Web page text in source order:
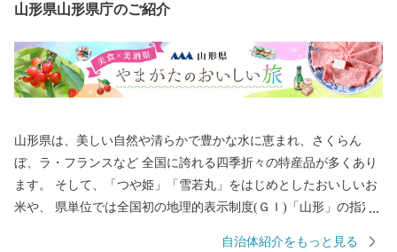
山形県山形県庁のご紹介
山形県は、美しい自然や清らかで豊かな水に恵まれ、さくらん
ぼ、ラ・フランスなど 全国に誇れる四季折々の特産品が多くあり
ます。 そして、「つや姫」「雪若丸」をはじめとしたおいしいお
米や、 県単位では全国初の地理的表示制度(ＧＩ)「山形」の指定
自治体紹介をもっと見る